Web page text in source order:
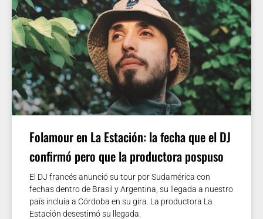
Folamour en La Estación: la fecha que el DJ
confirmó pero que la productora pospuso
El DJ francés anunció su tour por Sudamérica con
fechas dentro de Brasil y Argentina, su llegada a nuestro
país incluía a Córdoba en su gira. La productora La
Estación desestimó su llegada.